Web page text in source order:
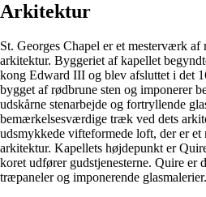
Arkitektur
St. Georges Chapel er et mesterværk
arkitektur. Byggeriet af kapellet
kong Edward III og blev afsluttet i det
bygget af rødbrune sten og imponerer
udskårne stenarbejde og fortryllende
bemærkelsesværdige træk ved dets
udsmykkede vifteformede loft, der er
arkitektur. Kapellets højdepunkt er
koret udfører gudstjenesterne. Quire er
træpaneler og imponerende glasmalerier.